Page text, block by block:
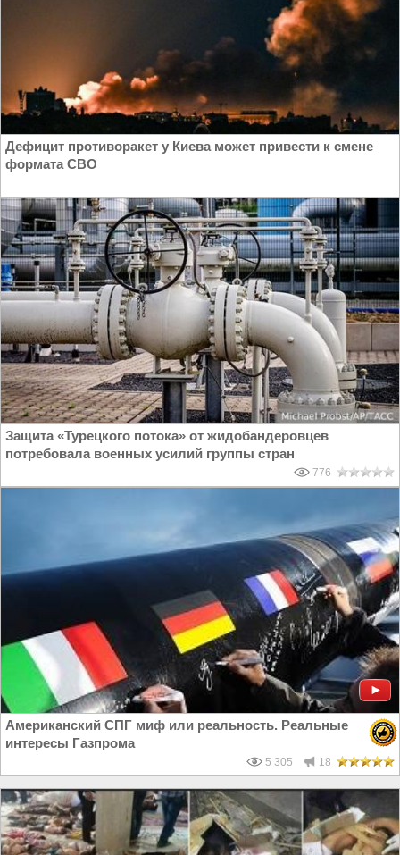
Дефицит противоракет у Киева может привести к смене
формата СВО
Защита «Турецкого потока» от жидобандеровцев
потребовала военных усилий группы стран
776
Американский СПГ миф или реальность. Реальные
интересы Газпрома
5 305 18